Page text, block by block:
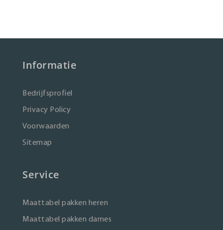
Informatie
Bedrijfsprofiel
Privacy Policy
Voorwaarden
Sitemap
Service
Maattabel pakken heren
Maattabel pakken dames